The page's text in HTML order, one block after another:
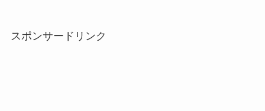
スポンサードリンク